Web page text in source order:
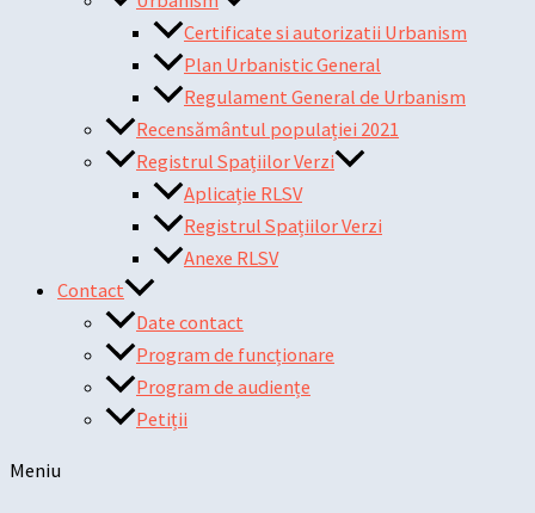
Certificate si autorizatii Urbanism
Plan Urbanistic General
Regulament General de Urbanism
Recensământul populației 2021
Registrul Spațiilor Verzi
Aplicație RLSV
Registrul Spațiilor Verzi
Anexe RLSV
Contact
Date contact
Program de funcționare
Program de audiențe
Petiții
Meniu